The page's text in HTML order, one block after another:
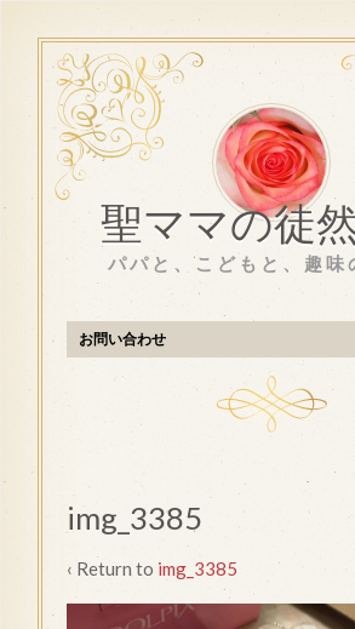
聖ママの徒
パパと、こどもと、趣味
お問い合わせ
img_3385
‹ Return to img_3385